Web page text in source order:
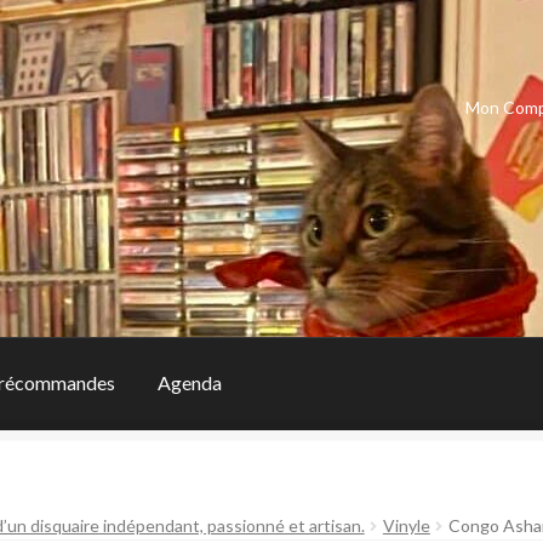
Mon
Agenda
disquaire indépendant, passionné et artisan. Vinyle Congo